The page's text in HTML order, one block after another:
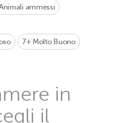
ammessi
7+ Molto Buono
in
il